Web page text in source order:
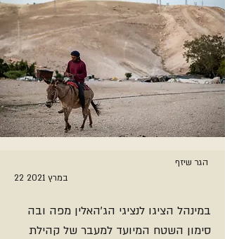
הגר שיזף
22 במרץ 2021
במינהל הציגו לנציגי הג'האלין מפה ובה
סימון השטח המיועד למעבר של קהילת